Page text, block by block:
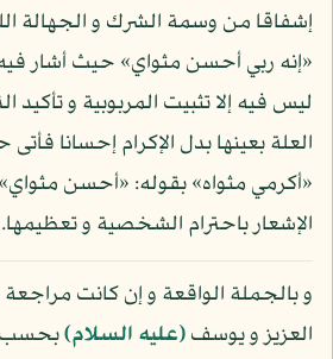
إشفاقا من وسمة الشرك و الجهالة
«إنه ربي أحسن مثواي» حيث أشار
ليس فيه إلا تثبيت المربوبية و تأكيد
العلة بعينها بدل الإكرام إحسانا
«أكرمي مثواه» بقوله: «أحسن مثواي»
الإشعار باحترام الشخصية و تعظيمها.
و بالجملة الواقعة و إن كانت مراجعة
العزيز و يوسف(عليه السلام)بحسب